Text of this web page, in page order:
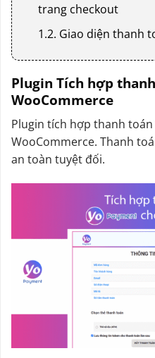
trang checkout
1.2. Giao diện thanh
Plugin Tích hợp
WooCommerce
Plugin tích hợp thanh toán
WooCommerce. Thanh
an toàn tuyệt đối.